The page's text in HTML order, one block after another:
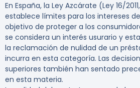
En España, la Ley Azcárate (Ley 16/
establece límites para los intereses
objetivo de proteger a los
se considera un interés usurario y
la reclamación de nulidad de un
incurra en esta categoría. Las
superiores también han sentado
en esta materia.